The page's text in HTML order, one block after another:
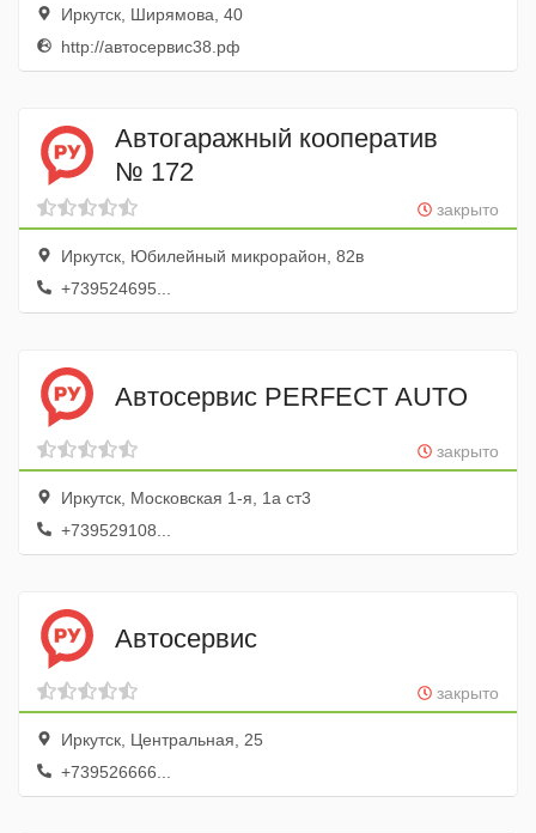
Иркутск, Ширямова, 40
http://автосервис38.рф
Автогаражный кооператив
№ 172
закрыто
Иркутск, Юбилейный микрорайон, 82в
+739524695...
Автосервис PERFECT AUTO
закрыто
Иркутск, Московская 1-я, 1а ст3
+739529108...
Автосервис
закрыто
Иркутск, Центральная, 25
+739526666...